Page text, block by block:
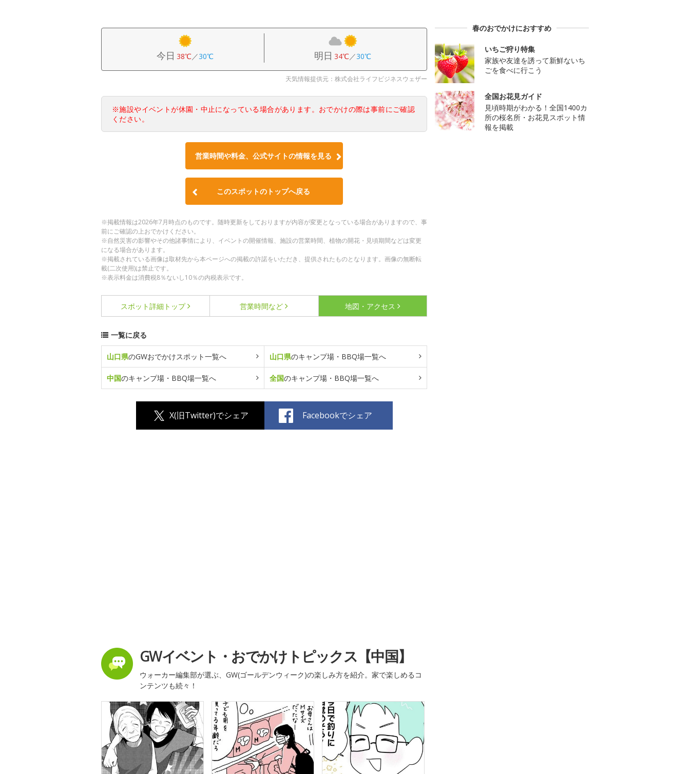
今日 38℃／30℃ 明日 34℃／30℃
天気情報提供元：株式会社ライフビジネスウェザー
※施設やイベントが休園・中止になっている場合があります。おでかけの際は事前にご確認
ください。
営業時間や料金、公式サイトの情報を見る
このスポットのトップへ戻る
※掲載情報は2026年7月時点のものです。随時更新をしておりますが内容が変更となっている場合がありますので、事
前にご確認の上おでかけください。
※自然災害の影響やその他諸事情により、イベントの開催情報、施設の営業時間、植物の開花・見頃期間などは変更
になる場合があります。
※掲載されている画像は取材先から本ページへの掲載の許諾をいただき、提供されたものとなります。画像の無断転
載(二次使用)は禁止です。
※表示料金は消費税8％ないし10％の内税表示です。
スポット詳細 トップ 営業時間など 地図・アクセス
一覧に戻る
山口県のGWおでかけスポット一覧へ 山口県のキャンプ場・BBQ場一覧へ
中国のキャンプ場・BBQ場一覧へ 全国のキャンプ場・BBQ場一覧へ
X(旧Twitter)でシェア Facebookでシェア
GWイベント・おでかけトピックス【中国】
ウォーカー編集部が選ぶ、GW(ゴールデンウィーク)の楽しみ方を紹介。家で楽しめるコ
ンテンツも続々！
春のおでかけにおすすめ
いちご狩り特集
家族や友達を誘って新鮮ないち
ごを食べに行こう
全国お花見ガイド
見頃時期がわかる！全国1400カ
所の桜名所・お花見スポット情
報を掲載